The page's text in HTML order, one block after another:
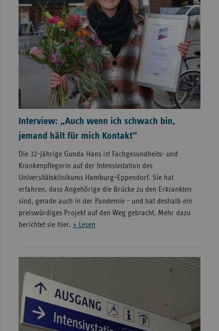
Interview: „Auch wenn ich schwach bin,
jemand hält für mich Kontakt“
Die 32-jährige Gunda Hans ist Fachgesundheits- und
Krankenpflegerin auf der Intensivstation des
Universitätsklinikums Hamburg-Eppendorf. Sie hat
erfahren, dass Angehörige die Brücke zu den Erkrankten
sind, gerade auch in der Pandemie - und hat deshalb ein
preiswürdiges Projekt auf den Weg gebracht. Mehr dazu
berichtet sie hier. » Lesen